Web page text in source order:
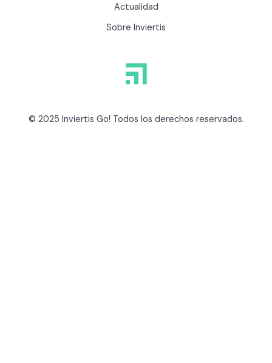
Actualidad
Sobre Inviertis
© 2025 Inviertis Go! Todos los derechos reservados.